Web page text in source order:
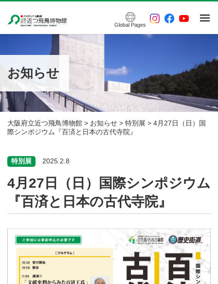
ご利用案内
特別展・企画展
催し物案内
アクセス
博物館について
Global Pages
お知らせ
大阪府立近つ飛鳥博物館 > お知らせ > 特別展 > 4月27日（日）国
際シンポジウム『百済と日本の古代寺院』
特別展 2025.2.8
4月27日（日）国際シンポジウム
『百済と日本の古代寺院』